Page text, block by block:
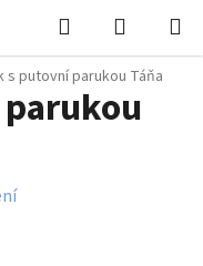
Hledat
KOŠÍK
s putovní parukou Táňa